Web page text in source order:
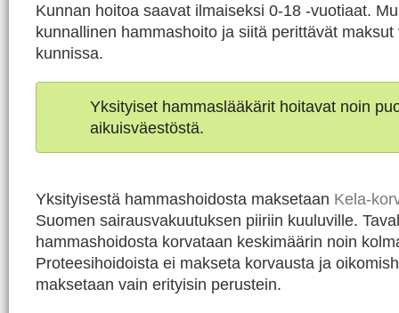
Kunnan hoitoa saavat ilmaiseksi 0-18 -vuotiaat.
kunnallinen hammashoito ja siitä perittävät
kunnissa.
Yksityiset hammaslääkärit hoitavat noin
aikuisväestöstä.
Yksityisestä hammashoidosta maksetaan Kela-
Suomen sairausvakuutuksen piiriin kuuluville.
hammashoidosta korvataan keskimäärin noin
Proteesihoidoista ei makseta korvausta ja
maksetaan vain erityisin perustein.